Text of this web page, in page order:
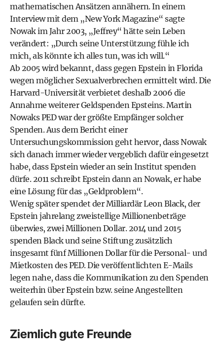
mathematischen Ansätzen annähern. In einem
Interview mit dem „New York Magazine“ sagte
Nowak im Jahr 2003, „Jeffrey“ hätte sein Leben
verändert: „Durch seine Unterstützung fühle ich
mich, als könnte ich alles tun, was ich will.“
Ab 2005 wird bekannt, dass gegen Epstein in Florida
wegen möglicher Sexualverbrechen ermittelt wird. Die
Harvard-Universität verbietet deshalb 2006 die
Annahme weiterer Geldspenden Epsteins. Martin
Nowaks PED war der größte Empfänger solcher
Spenden. Aus dem Bericht einer
Untersuchungskommission geht hervor, dass Nowak
sich danach immer wieder vergeblich dafür eingesetzt
habe, dass Epstein wieder an sein Institut spenden
dürfe. 2011 schreibt Epstein dann an Nowak, er habe
eine Lösung für das „Geldproblem“.
Wenig später spendet der Milliardär Leon Black, der
Epstein jahrelang zweistellige Millionenbeträge
überwies, zwei Millionen Dollar. 2014 und 2015
spenden Black und seine Stiftung zusätzlich
insgesamt fünf Millionen Dollar für die Personal- und
Mietkosten des PED.Die veröffentlichten E-Mails
legen nahe, dass die Kommunikation zu den Spenden
weiterhin über Epstein bzw. seine Angestellten
gelaufen sein dürfte.
Ziemlich gute Freunde